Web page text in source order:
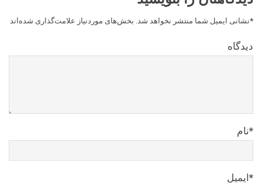
نشانی ایمیل شما منتشر نخواهد شد. بخش‌های موردنیاز علامت‌گذاری شده‌اند *
دیدگاه
نام*
ایمیل *